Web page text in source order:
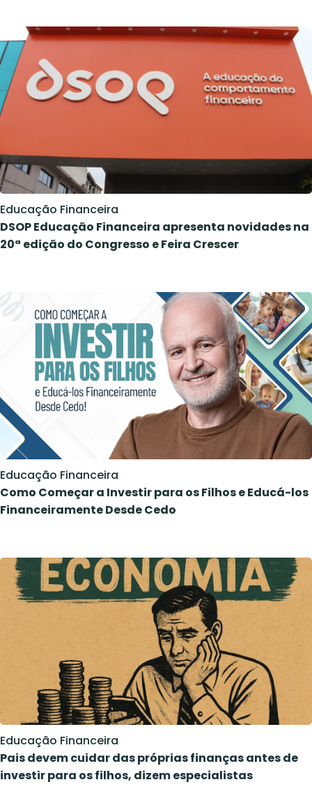
Educação Financeira
DSOP Educação Financeira apresenta novidades na
20ª edição do Congresso e Feira Crescer
Educação Financeira
Como Começar a Investir para os Filhos e Educá-los
Financeiramente Desde Cedo
Educação Financeira
Pais devem cuidar das próprias finanças antes de
investir para os filhos, dizem especialistas